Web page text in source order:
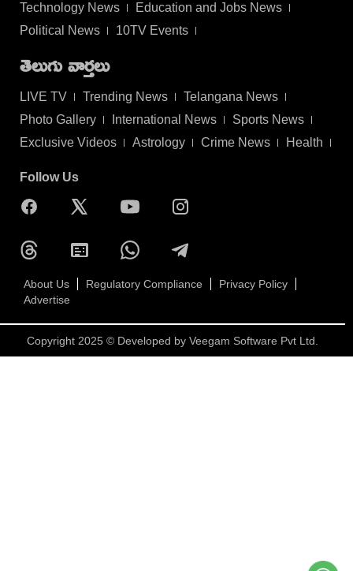
Technology News
Education and Jobs News
Political News
10TV Events
తెలుగు వార్తలు
LIVE TV Trending News
Telangana News
Photo Gallery
International News
Sports News
Exclusive Videos
Astrology Crime News Health
Follow Us
About Us Regulatory Compliance
Privacy Policy
Advertise
Copyright 2025 © Developed by Veegam Software Pvt Ltd.